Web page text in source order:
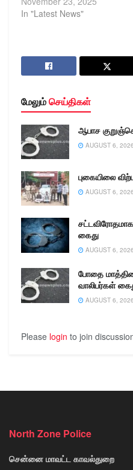
In "Latest News"
மேலும்செய்திகள்
ஆபாச
AUGUST 6, 2026
புகையிலை
AUGUST 6, 2026
கைது
AUGUST 6, 2026
போதை
வாலிபர்கள்
AUGUST 6, 2026
Please login to join
North Zone Police
சென்னை மாவட்ட காவல்துறை